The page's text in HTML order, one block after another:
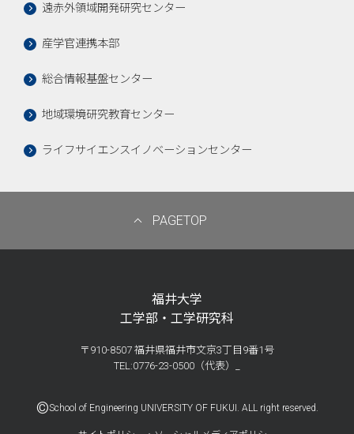
遠赤外領域開発研究センター
産学官連携本部
総合情報基盤センター
地域環境研究教育センター
ライフサイエンスイノベーションセンター
PAGETOP
福井大学
工学部・工学研究科
〒910-8507 福井県福井市文京3丁目9番1号
TEL:0776-23-0500（代表）_
©School of Engineering UNIVERSITY OF FUKUI. ALL right reserved.